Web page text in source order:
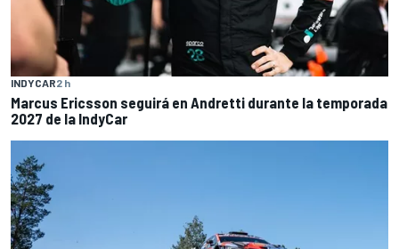
INDYCAR2 h
Marcus Ericsson seguirá en Andretti durante la temporada
2027 de la IndyCar